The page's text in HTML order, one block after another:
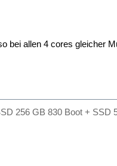
bei allen 4 cores gleicher
256 GB 830 Boot + SSD